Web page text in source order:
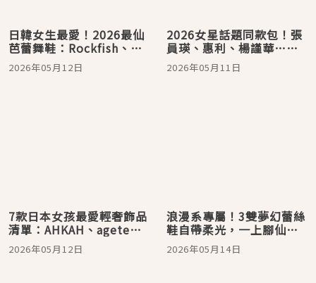
日韓女生最愛！2026最仙
芭蕾舞鞋：Rockfish、
VIVAIA、Repetto…自帶
柔光濾鏡
2026年05月12日
2026女星話題同款包！張
員瑛、惠利、楊謹華…打
造日雜大人氣質感
2026年05月11日
7款日本女孩最愛輕奢飾品
清單：AHKAH、agete、
喬治傑生…精緻高級感拉
滿
2026年05月12日
浪漫系專屬！3雙夢幻蕾絲
鞋自帶柔光，一上腳仙氣
爆棚、回頭率飆高
2026年05月14日